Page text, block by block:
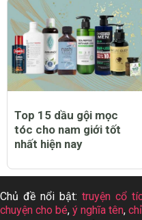
Top 15 dầu gội mọc
tóc cho nam giới tốt
nhất hiện nay
Chủ đề nổi bật:truyện cổ
chuyện cho bé, ý nghĩa tên,